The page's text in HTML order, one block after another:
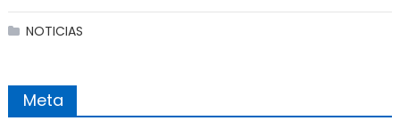
NOTICIAS
Meta